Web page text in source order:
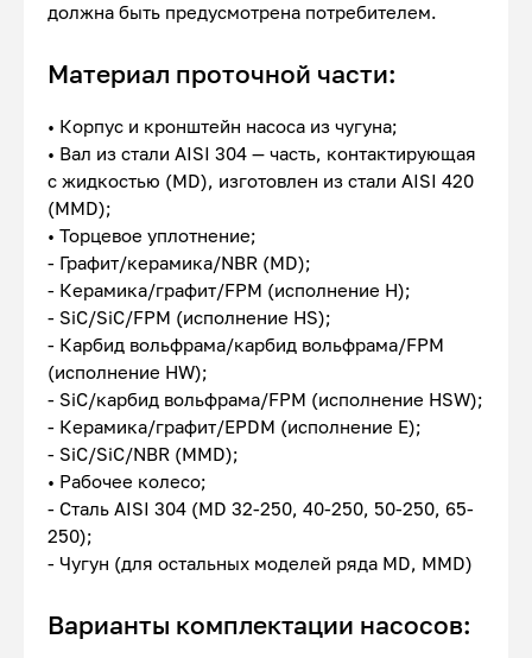
должна быть предусмотрена потребителем.
Материал проточной части:
• Корпус и кронштейн насоса из чугуна;
• Вал из стали AISI 304 — часть, контактирующая
с жидкостью (MD), изготовлен из стали AISI 420
(MMD);
• Торцевое уплотнение;
- Графит/керамика/NBR (MD);
- Керамика/графит/FPM (исполнение Н);
- SiC/SiC/FPM (исполнение HS);
- Карбид вольфрама/карбид вольфрама/FPM
(исполнение HW);
- SiC/карбид вольфрама/FPM (исполнение HSW);
- Керамика/графит/EPDM (исполнение Е);
- SiC/SiC/NBR (MMD);
• Рабочее колесо;
- Сталь AISI 304 (MD 32-250, 40-250, 50-250, 65-
250);
- Чугун (для остальных моделей ряда MD, MMD)
Варианты комплектации насосов: